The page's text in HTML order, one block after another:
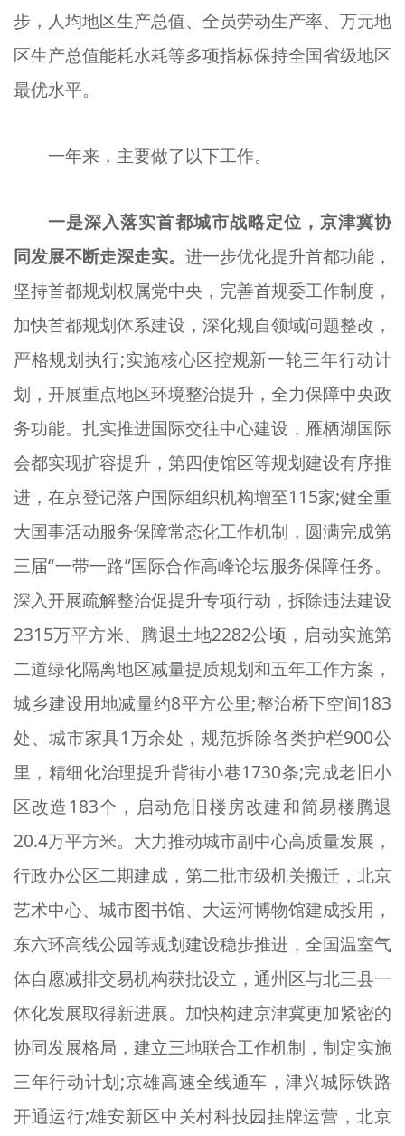
步，人均地区生产总值、全员劳动生产率、万元地
区生产总值能耗水耗等多项指标保持全国省级地区
最优水平。
一年来，主要做了以下工作。
一是深入落实首都城市战略定位，京津冀协
同发展不断走深走实。 进一步优化提升首都功能，
坚持首都规划权属党中央，完善首规委工作制度，
加快首都规划体系建设，深化规自领域问题整改，
严格规划执行;实施核心区控规新一轮三年行动计
划，开展重点地区环境整治提升，全力保障中央政
务功能。扎实推进国际交往中心建设，雁栖湖国际
会都实现扩容提升，第四使馆区等规划建设有序推
进，在京登记落户国际组织机构增至115家;健全重
大国事活动服务保障常态化工作机制，圆满完成第
三届“一带一路”国际合作高峰论坛服务保障任务。
深入开展疏解整治促提升专项行动，拆除违法建设
2315万平方米、腾退土地2282公顷，启动实施第
二道绿化隔离地区减量提质规划和五年工作方案，
城乡建设用地减量约8平方公里;整治桥下空间183
处、城市家具1万余处，规范拆除各类护栏900公
里，精细化治理提升背街小巷1730条;完成老旧小
区改造183个，启动危旧楼房改建和简易楼腾退
20.4万平方米。大力推动城市副中心高质量发展，
行政办公区二期建成，第二批市级机关搬迁，北京
艺术中心、城市图书馆、大运河博物馆建成投用，
东六环高线公园等规划建设稳步推进，全国温室气
体自愿减排交易机构获批设立，通州区与北三县一
体化发展取得新进展。加快构建京津冀更加紧密的
协同发展格局，建立三地联合工作机制，制定实施
三年行动计划;京雄高速全线通车，津兴城际铁路
开通运行;雄安新区中关村科技园挂牌运营，北京